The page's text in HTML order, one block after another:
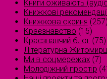
Книги оживають
Книжкові
Книжкова скриня (257)
Краєзнавство (15)
Краєзнавчий блог (75)
Літературна
Ми в соцмережах (7)
Молодіжний простір